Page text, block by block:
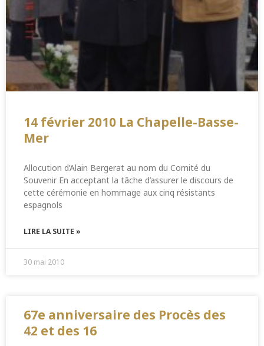
14 février 2010 La Chapelle-Basse-
Mer
Allocution d’Alain Bergerat au nom du Comité du
Souvenir En acceptant la tâche d’assurer le discours de
cette cérémonie en hommage aux cinq résistants
espagnols
LIRE LA SUITE »
30 mai 2010
67e anniversaire des Procès des
42 et des 16